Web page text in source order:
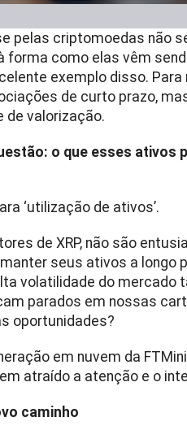
pelas criptomoedas não
forma como elas vêm
exemplo disso.
de curto prazo,
de valorização.
o que esses ativos
‘utilização de ativos’.
de XRP, não são
seus ativos a longo
volatilidade do mercado
parados em nossas
oportunidades?
em nuvem da
atraído a atenção e o
caminho